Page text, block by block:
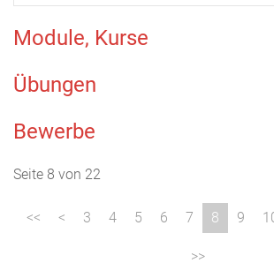
Module, Kurse
Übungen
Bewerbe
Seite 8 von 22
3 4 5 6 7 8 9